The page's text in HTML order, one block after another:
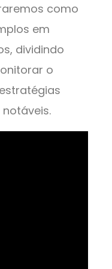
como
em
dividindo
o